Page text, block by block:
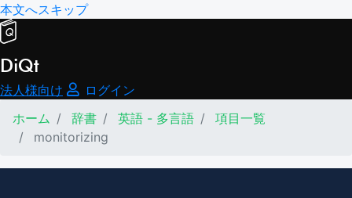
本文へスキップ
DiQt
法人様向け
ログイン
ホーム
辞書 英語 - 多言語
項目一覧
monitorizing